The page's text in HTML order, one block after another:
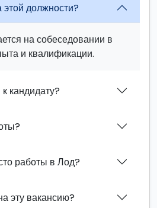
этой должности?
на собеседовании в
и квалификации.
кандидату?
работы в Лод?
эту вакансию?